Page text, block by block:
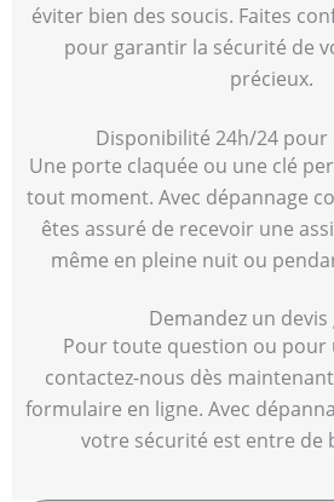
éviter bien des soucis. Faites
pour garantir la sécurité de
précieux.
Disponibilité 24h/24 pour
Une porte claquée ou une clé
tout moment. Avec dépannage
êtes assuré de recevoir une
même en pleine nuit ou
Demandez un
Pour toute question ou pour
contactez-nous dès
formulaire en ligne. Avec
votre sécurité est entre de